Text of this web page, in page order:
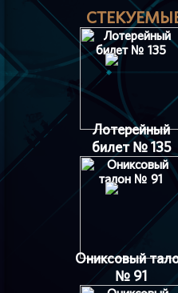
Лотерейный
билет № 135
Ониксовый
№ 91